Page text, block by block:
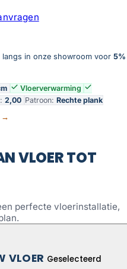
in onze showroom voor 5%
Vloerverwarming
2,00 Patroon: Rechte plank
→
VLOER TOT
perfecte vloerinstallatie,
VLOER Geselecteerd